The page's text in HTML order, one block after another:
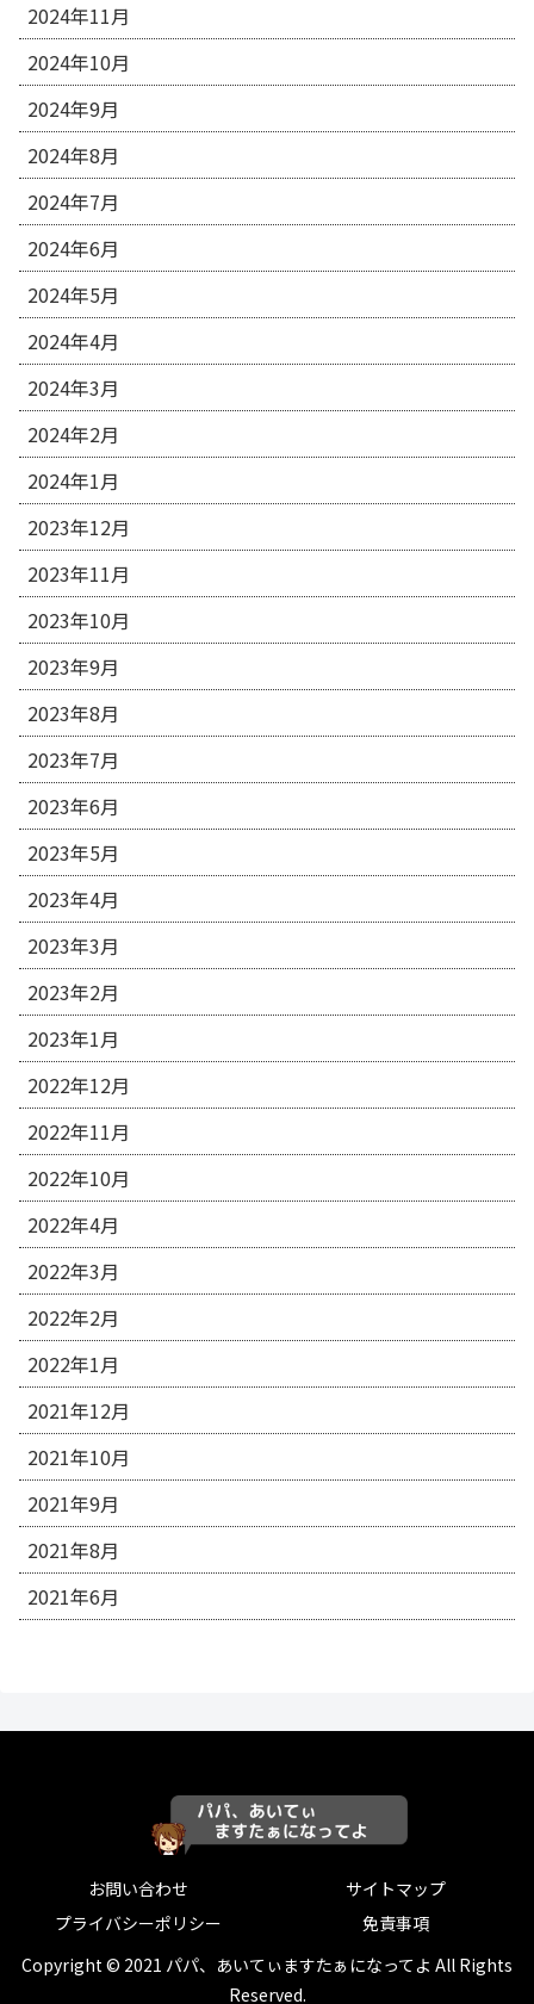
2024年11月
2024年10月
2024年9月
2024年8月
2024年7月
2024年6月
2024年5月
2024年4月
2024年3月
2024年2月
2024年1月
2023年12月
2023年11月
2023年10月
2023年9月
2023年8月
2023年7月
2023年6月
2023年5月
2023年4月
2023年3月
2023年2月
2023年1月
2022年12月
2022年11月
2022年10月
2022年4月
2022年3月
2022年2月
2022年1月
2021年12月
2021年10月
2021年9月
2021年8月
2021年6月
お問い合わせ
サイトマップ
プライバシーポリシー
免責事項
Copyright © 2021 パパ、あいてぃますたぁになってよ All Rights
Reserved.